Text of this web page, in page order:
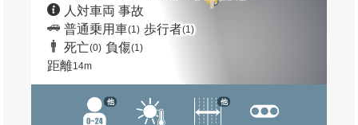
人対車両 事故
普通乗用車(1) 歩行者(1)
死亡(0) 負傷(1)
距離14m
他 他